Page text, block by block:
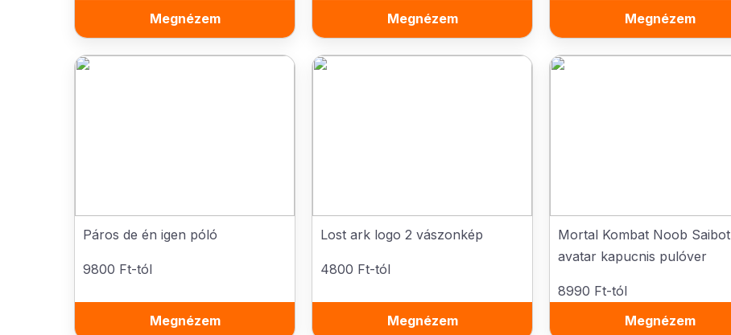
Megnézem
Megnézem
Megnézem
Páros de én igen póló
9800 Ft-tól
Megnézem
Lost ark logo 2 vászonkép
4800 Ft-tól
Megnézem
Mortal Kombat Noob Saibot
avatar kapucnis pulóver
8990 Ft-tól
Megnézem